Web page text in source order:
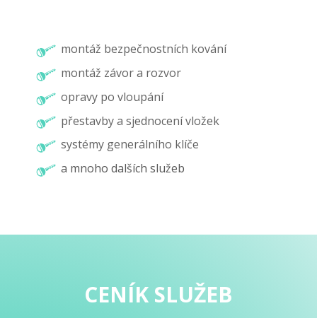
montáž bezpečnostních kování
montáž závor a rozvor
opravy po vloupání
přestavby a sjednocení vložek
systémy generálního klíče
a mnoho dalších služeb
CENÍK SLUŽEB